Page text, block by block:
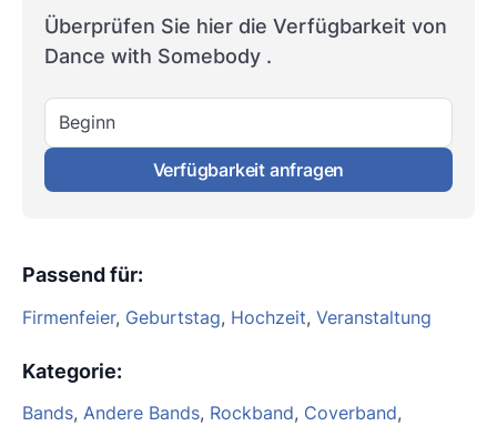
Überprüfen Sie hier die Verfügbarkeit von
Dance with Somebody .
Beginn
Verfügbarkeit anfragen
Passend für:
Firmenfeier, Geburtstag, Hochzeit, Veranstaltung
Kategorie:
Bands, Andere Bands, Rockband, Coverband,